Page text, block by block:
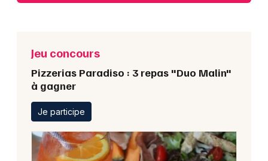
Jeu concours
Pizzerias Paradiso : 3 repas "Duo Malin"
à gagner
Je participe